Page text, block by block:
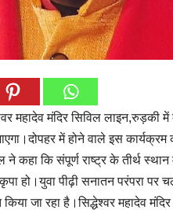
महादेव मंदिर सिविल लाइन,रुड़की
में होने वाले इस
कहा कि संपूर्ण राष्ट्र के तीर्थ
हो।युवा पीढ़ी सनातन परंपरा
जा रहा है।सिद्धेश्वर महादेव